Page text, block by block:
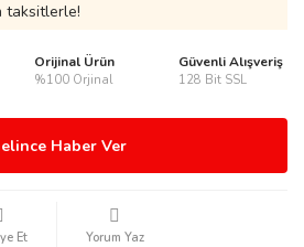
taksitlerle!
Orijinal Ürün
%100 Orjinal
Güvenli Alışveriş
128 Bit SSL
Haber Ver
Et Yorum Yaz